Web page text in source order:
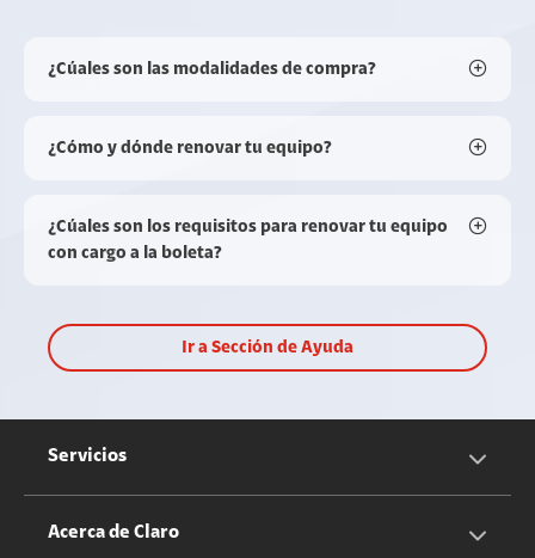
¿Cúales son las modalidades de compra?
¿Cómo y dónde renovar tu equipo?
¿Cúales son los requisitos para renovar tu equipo
con cargo a la boleta?
Ir a Sección de Ayuda
Servicios
Servicios Móviles
Acerca de Claro